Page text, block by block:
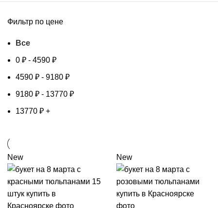
Фильтр по цене
Все
0 ₽ - 4590 ₽
4590 ₽ - 9180 ₽
9180 ₽ - 13770 ₽
13770 ₽ +
New New